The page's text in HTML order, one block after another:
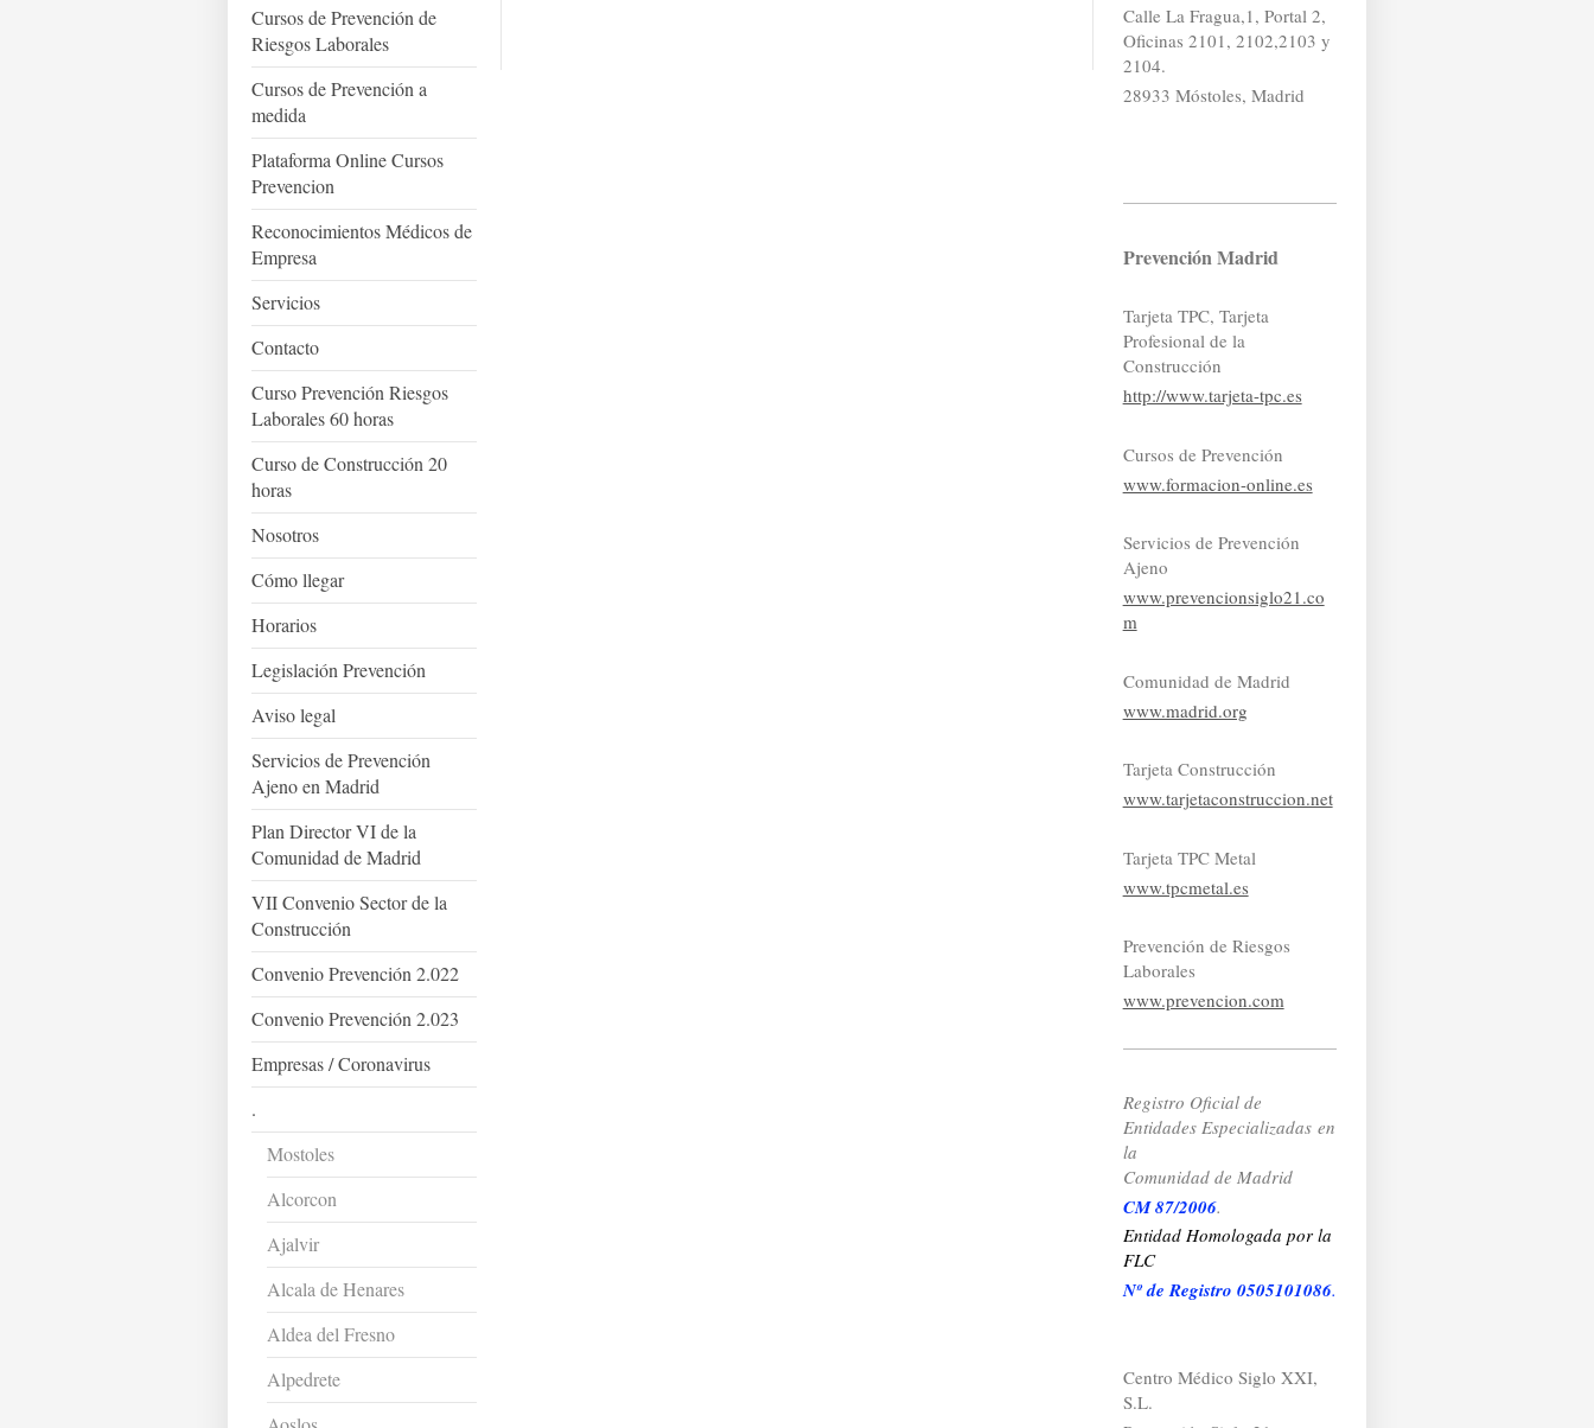
Cursos de Prevención de
Riesgos Laborales
Cursos de Prevención a
medida
Plataforma Online Cursos
Prevencion
Reconocimientos Médicos de
Empresa
Servicios
Contacto
Curso Prevención Riesgos
Laborales 60 horas
Curso de Construcción 20
horas
Nosotros
Cómo llegar
Horarios
Legislación Prevención
Aviso legal
Servicios de Prevención
Ajeno en Madrid
Plan Director VI de la
Comunidad de Madrid
VII Convenio Sector de la
Construcción
Convenio Prevención 2.022
Convenio Prevención 2.023
Empresas / Coronavirus
.
Mostoles
Alcorcon
Ajalvir
Alcala de Henares
Aldea del Fresno
Alpedrete
Calle La Fragua,1, Portal 2,
Oficinas 2101, 2102,2103 y
2104.
28933 Móstoles, Madrid
Prevención Madrid
Tarjeta TPC, Tarjeta
Profesional de la
Construcción
http://www.tarjeta-tpc.es
Cursos de Prevención
www.formacion-online.es
Servicios de Prevención
Ajeno
www.prevencionsiglo21.co
m
Comunidad de Madrid
www.madrid.org
Tarjeta Construcción
www.tarjetaconstruccion.net
Tarjeta TPC Metal
www.tpcmetal.es
Prevención de Riesgos
Laborales
www.prevencion.com
Registro Oficial de
Entidades Especializadas en
la
Comunidad de Madrid
CM 87/2006.
Entidad Homologada por la
FLC
Nº de Registro 0505101086.
Centro Médico Siglo XXI,
S.L.